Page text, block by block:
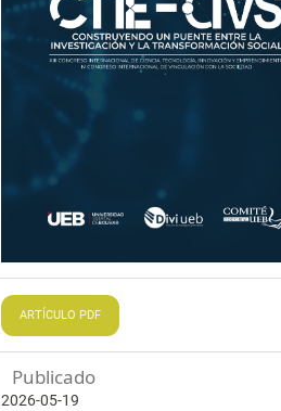
ARTÍCULO PDF
Publicado
2026-05-19